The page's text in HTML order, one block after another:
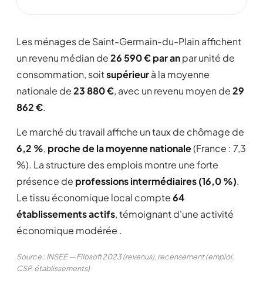
Les ménages de Saint-Germain-du-Plain affichent
un revenu médian de26 590 € par anpar unité de
consommation, soitsupérieurà la moyenne
nationale de23 880 €, avec un revenu moyen de29
862 €.
Le marché du travail affiche un taux de chômage de
6,2 %, proche de la moyenne nationale(France : 7,3
%). La structure des emplois montre une forte
présence de professions intermédiaires (16,0 %).
Le tissu économique local compte64
établissements actifs, témoignant d'une activité
économique modérée .
Source : INSEE — Filosofi 2023 (revenus), recensement (emploi,
CSP, établissements)